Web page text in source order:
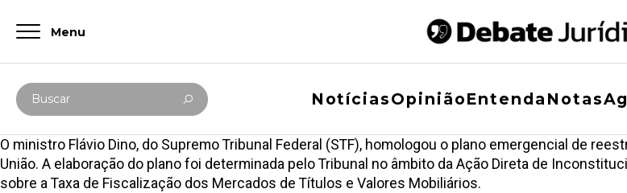
Menu
Digite abaixo sua busca
Buscar
NotíciasOpiniãoEntenda Notas
O ministro Flávio Dino, do Supremo Tribunal Federal (STF), homologou o plano emergencial de
União. A elaboração do plano foi determinada pelo Tribunal no âmbito da Ação Direta de
sobre a Taxa de Fiscalização dos Mercados de Títulos e Valores Mobiliários.